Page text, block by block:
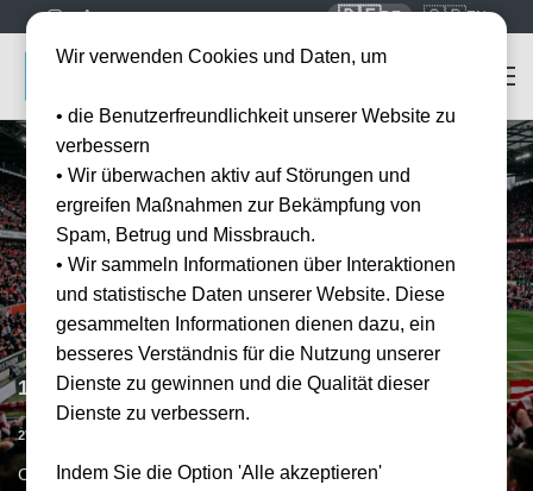
🇩🇪DE 🇬🇧EN
1. FC Köln vs Eintracht Frankfurt
27.02.2027
CGN, DE
Wir verwenden Cookies und Daten, um
• die Benutzerfreundlichkeit unserer Website zu
verbessern
• Wir überwachen aktiv auf Störungen und
ergreifen Maßnahmen zur Bekämpfung von
Spam, Betrug und Missbrauch.
• Wir sammeln Informationen über Interaktionen
und statistische Daten unserer Website. Diese
gesammelten Informationen dienen dazu, ein
besseres Verständnis für die Nutzung unserer
Dienste zu gewinnen und die Qualität dieser
Dienste zu verbessern.
Indem Sie die Option 'Alle akzeptieren'